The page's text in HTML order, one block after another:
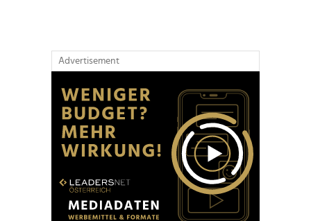
Advertisement